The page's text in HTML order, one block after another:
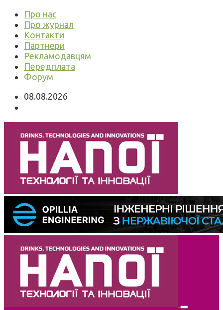
Про нас
Про журнал
Контакти
Партнери
Рекламодавцям
Передплата
Форум
08.08.2026